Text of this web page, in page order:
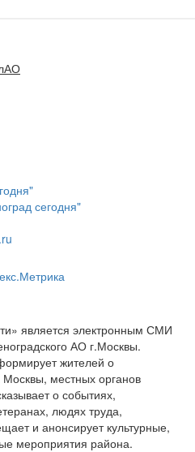
сегодня"
является электронным СМИ
АО г.Москвы.
жителей о
Москвы, местных органов
о событиях,
людях труда,
и анонсирует культурные,
мероприятия района.